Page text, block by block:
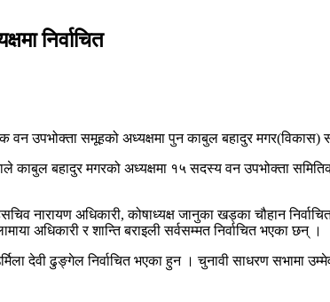
निर्वाचित
वन उपभोक्ता समूहको अध्यक्षमा पुन काबुल बहादुर मगर(विकास)
काबुल बहादुर मगरको अध्यक्षमा १५ सदस्य वन उपभोक्ता
नारायण अधिकारी, कोषाध्यक्ष जानुका खड्का चौहान
अधिकारी र शान्ति बराइली सर्वसम्मत निर्वाचित भएका छन् ।
देवी ढुङ्गेल निर्वाचित भएका हुन । चुनावी साधरण सभामा